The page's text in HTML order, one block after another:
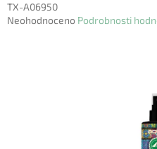
TX-A06950
Průměrné
Neohodnoceno Podrobnosti